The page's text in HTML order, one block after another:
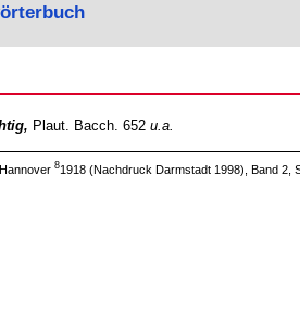
Plaut. Bacch. 652 u.a.
81918 (Nachdruck Darmstadt 1998), Band 2,